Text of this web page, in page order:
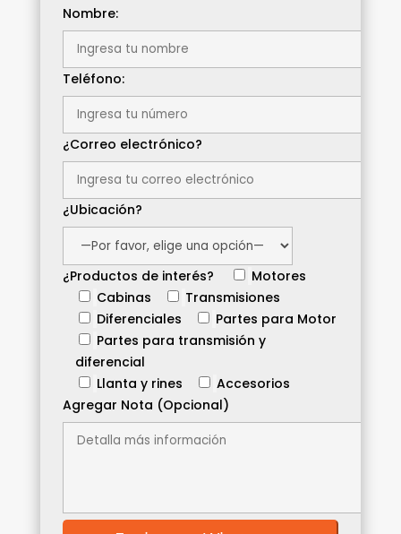
Nombre:
Teléfono:
¿Correo electrónico?
¿Ubicación?
¿Productos de interés?
Motores
Cabinas
Transmisiones
Diferenciales
Partes para Motor
Partes para transmisión y
diferencial
Llanta y rines
Accesorios
Agregar Nota (Opcional)